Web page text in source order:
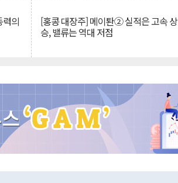
의 [홍콩 대장주] 메이퇀② 실적은 고속 상
승, 밸류는 역대 저점